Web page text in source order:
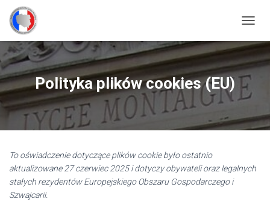
R
E
Ł
C
N
A
G
Polityka plików cookies (EU)
To oświadczenie dotyczące plików cookie było ostatnio
aktualizowane 27 czerwiec 2025 i dotyczy obywateli oraz legalnych
stałych rezydentów Europejskiego Obszaru Gospodarczego i
Szwajcarii.